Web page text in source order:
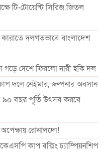
টি-টোয়েন্টি সিরিজ জিতল
দলগতভাবে বাংলাদেশ
গড়ে দেশে ফিরলো নারী হকি দল
দলে নেইমার, জল্পনার অবসান
বছর পূর্তি উৎসব করবে
রোনালদো!
কাপ বক্সিং চ্যাম্পিয়নশিপ